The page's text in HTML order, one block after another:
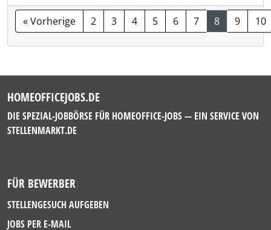
« Vorherige 2 3 4 5 6 7 8 9 10
HOMEOFFICEJOBS.DE
DIE SPEZIAL-JOBBÖRSE FÜR HOMEOFFICE-JOBS — EIN SERVICE VON
STELLENMARKT.DE
FÜR BEWERBER
STELLENGESUCH AUFGEBEN
JOBS PER E-MAIL